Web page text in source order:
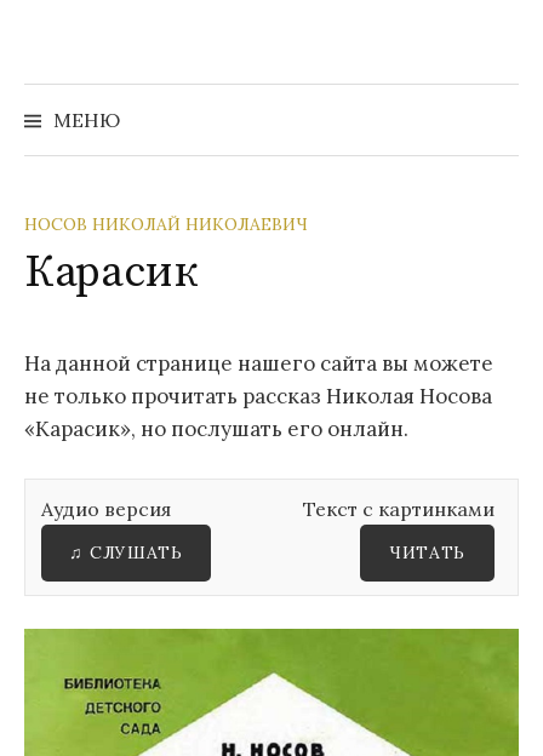
содержимому
МЕНЮ
Найти:
НОСОВ НИКОЛАЙ НИКОЛАЕВИЧ
Карасик
На данной странице нашего сайта вы можете
не только прочитать рассказ Николая Носова
«Карасик», но послушать его онлайн.
Аудио версия
♫ СЛУШАТЬ
Текст с картинками
ЧИТАТЬ